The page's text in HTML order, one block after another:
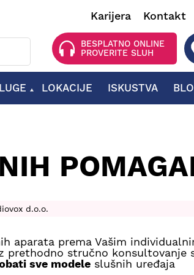
Karijera Kontakt
BESPLATNO ONLINE
PROVERITE SLUH
LOKACIJE ISKUSTVA
d.o.o.
aparata prema Vašim
prethodno stručno konsultovanje
sve modele slušnih uređaja